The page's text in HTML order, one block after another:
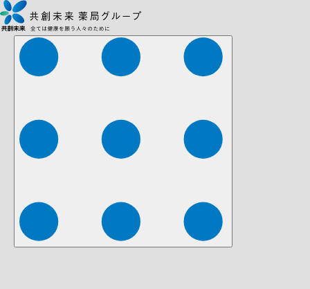
株式会社ファーマみらい 株式会社ストレチア